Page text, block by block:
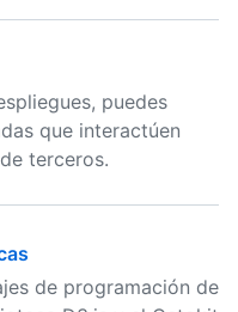
puedes
que interactúen
terceros.
de programación de